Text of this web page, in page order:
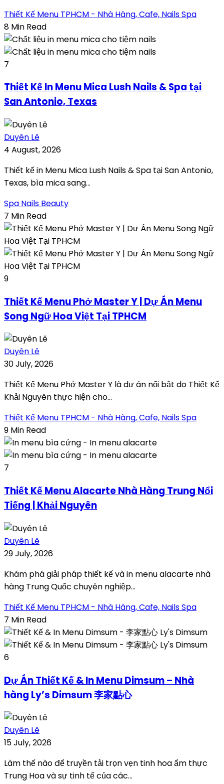
Thiết Kế Menu TPHCM - Nhà Hàng, Cafe, Nails Spa
8 Min Read
7
Thiết Kế In Menu Mica Lush Nails & Spa tại
San Antonio, Texas
Duyên Lê
4 August, 2026
Thiết kế in Menu Mica Lush Nails & Spa tại San Antonio,
Texas, bìa mica sang...
Spa Nails Beauty
7 Min Read
9
Thiết Kế Menu Phở Master Y | Dự Án Menu
Song Ngữ Hoa Việt Tại TPHCM
Duyên Lê
30 July, 2026
Thiết Kế Menu Phở Master Y là dự án nổi bật do Thiết Kế
Khải Nguyên thực hiện cho...
Thiết Kế Menu TPHCM - Nhà Hàng, Cafe, Nails Spa
9 Min Read
7
Thiết Kế Menu Alacarte Nhà Hàng Trung Nổi
Tiếng | Khải Nguyên
Duyên Lê
29 July, 2026
Khám phá giải pháp thiết kế và in menu alacarte nhà
hàng Trung Quốc chuyên nghiệp...
Thiết Kế Menu TPHCM - Nhà Hàng, Cafe, Nails Spa
7 Min Read
6
Dự Án Thiết Kế & In Menu Dimsum – Nhà
hàng Ly’s Dimsum 李家點心
Duyên Lê
15 July, 2026
Làm thế nào để truyền tải trọn vẹn tinh hoa ẩm thực
Trung Hoa và sự tinh tế của các...